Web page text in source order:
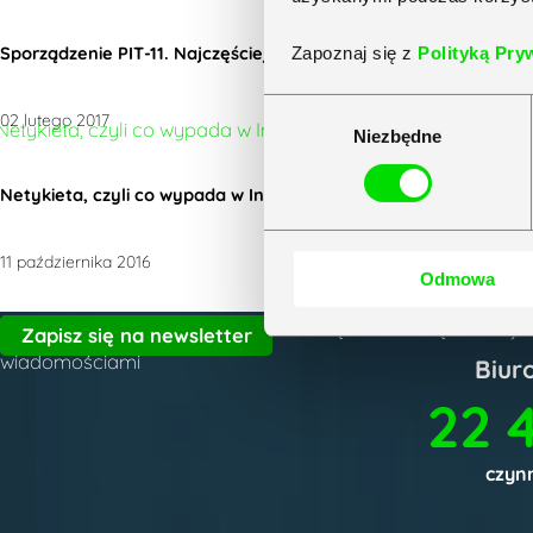
Zapoznaj się z Polityką
zgody
Niezbędne
Odmowa
Sporządzenie PIT-11. Najczęściej zadawane pytania
02 lutego 2017
Netykieta, czyli co wypada w Internecie
11 października 2016
Zapisz się do naszego newslettera i bądź na bieżąco z
wiadomościami
Zapisz się na newsletter
22